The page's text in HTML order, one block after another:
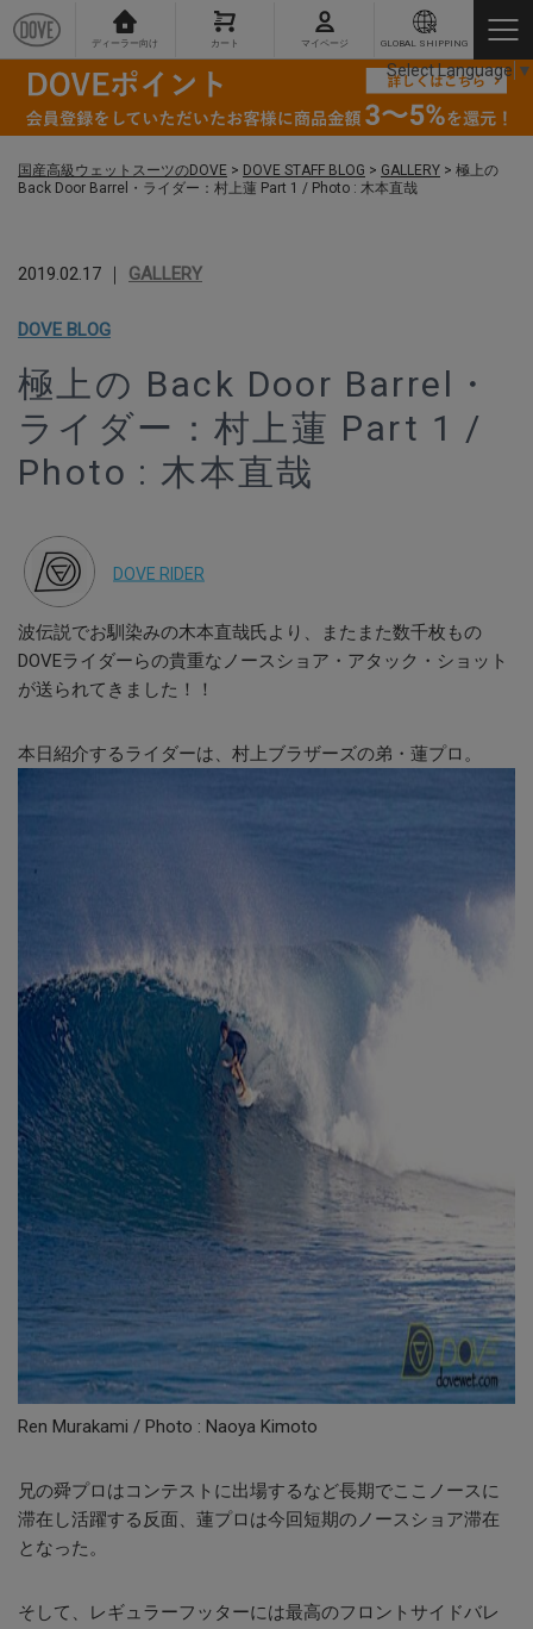
ディーラー向け カート マイページ GLOBAL SHIPPING
国産高級ウェットスーツのDOVE > DOVE STAFF BLOG > GALLERY > 極上の
Back Door Barrel・ライダー：村上蓮 Part 1 / Photo : 木本直哉
2019.02.17 ｜ GALLERY
DOVE BLOG
極上の Back Door Barrel・
ライダー：村上蓮 Part 1 /
Photo : 木本直哉
DOVE RIDER
波伝説でお馴染みの木本直哉氏より、またまた数千枚もの
DOVEライダーらの貴重なノースショア・アタック・ショット
が送られてきました！！
本日紹介するライダーは、村上ブラザーズの弟・蓮プロ。
Ren Murakami / Photo : Naoya Kimoto
兄の舜プロはコンテストに出場するなど長期でここノースに
滞在し活躍する反面、蓮プロは今回短期のノースショア滞在
となった。
そして、レギュラーフッターには最高のフロントサイドバレ
Select Language ▼